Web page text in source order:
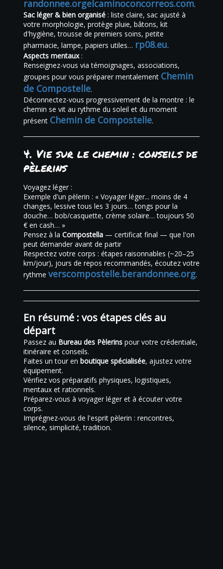
randonnee.orgelcaminoconcorreos.com.
Sac léger & bien organisé : liste claire, sac ajusté à
votre morphologie, protège pluie, bâtons, kit
d'hygiène, trousse de premiers soins, petite
pharmacie, lampe, papiers utiles… rp08.eu.
Aspects mentaux:
Renseignez-vous via témoignages, associations,
groupes pour vous préparer mentalement Chemin
de Compostelle.
Déconnectez-vous progressivement de la montre : le
chemin se vit au rythme du soleil et du moment
présent Chemin de Compostelle.
4. Vie sur le chemin : conseils de
pèlerins
Voyagez léger :
Exemple d'un pèlerin : « Voyager léger... moins de 4
changes, lessive tous les 3 jours… tongs pour la
douche… bob/casquette, crème solaire… toujours 50
€ en cash… »
Pensez à la Compostella — certificat final — que l'on
peut demander avant de partir
Respectez votre corps : étapes raisonnables (~20–25
km/jour), jours de repos recommandés, écoutez votre
rythme verscompostelle.berandonnee.org.
En résumé : vos étapes clés au
départ
Passez au Bureau des Pèlerins pour votre crédentiale,
itinéraire et conseils.
Faites un tour en boutique spécialisée, ajustez votre
équipement.
Vérifiez vos préparatifs physiques, logistiques,
mentaux et rationnels.
Préparez-vous à voyager léger et à écouter votre
corps.
Imprégnez-vous de l'esprit pèlerin : rencontres,
silence, simplicité, tradition.